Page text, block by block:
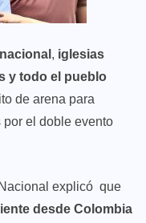
, iglesias
y todo el pueblo
de arena para
el doble evento
explicó que
desde Colombia